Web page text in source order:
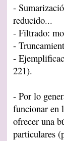
-
reducido...
- Filtrado:
-
-
221).
- Por lo
funcionar en
ofrecer una
particulares